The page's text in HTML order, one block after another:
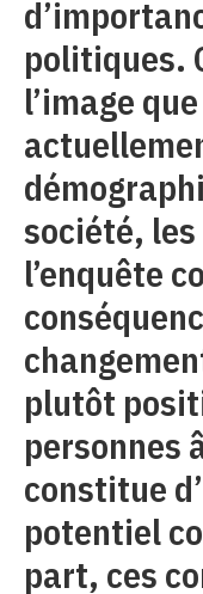
politiques.
l’image
société,
l’enquête
plutôt
personnes
constitue
potentiel
part, ces